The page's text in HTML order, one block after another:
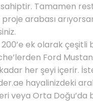
Tamamen
arabası
ek olarak
Ford
her şeyi içerir.
hayalinizdeki
veya Orta Doğu’da